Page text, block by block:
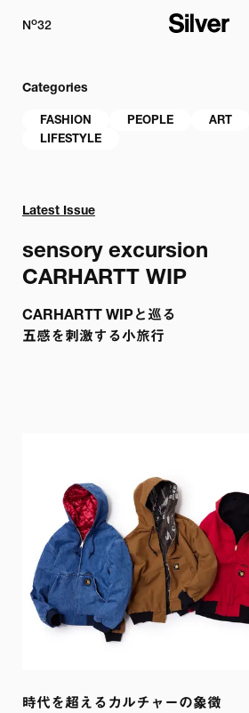
No32
Categories
FASHION PEOPLE ART
LIFESTYLE
Latest Issue
sensory excursion
CARHARTT WIP
CARHARTT WIPと巡る
五感を刺激する小旅行
時代を超えるカルチャーの象徴